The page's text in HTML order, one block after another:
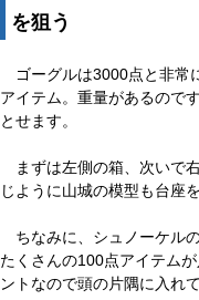
を狙う
ゴーグルは3000点と非常
アイテム。重量があるので
とせます。
まずは左側の箱、次いで
じように山城の模型も台座
ちなみに、シュノーケル
たくさんの100点アイテム
ントなので頭の片隅に入れ